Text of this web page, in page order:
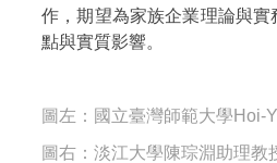
作，期望為家族企業理論與
點與實質影響。
圖左： 國立臺灣師範大學Hoi-
圖右： 淡江大學陳琮淵助理教